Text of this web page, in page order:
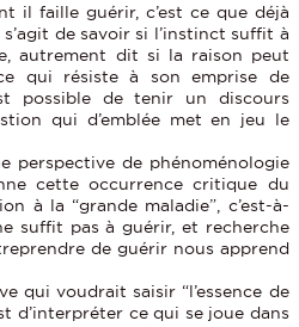
il faille guérir, c’est ce que déjà
de savoir si l’instinct suffit à
autrement dit si la raison peut
qui résiste à son emprise de
possible de tenir un discours
qui d’emblée met en jeu le
perspective de phénoménologie
cette occurrence critique du
à la “grande maladie”, c’est-à-
suffit pas à guérir, et recherche
de guérir nous apprend
qui voudrait saisir “l’essence de
d’interpréter ce qui se joue dans